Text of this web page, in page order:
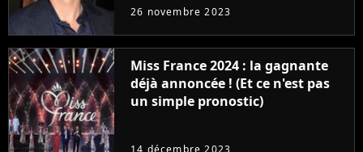
réaction des acteurs de Fast and
26 novembre 2023
Miss France 2024 : la gagnante
déjà annoncée ! (Et ce n'est pas
un simple pronostic)